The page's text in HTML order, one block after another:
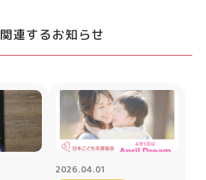
関連するお知らせ
2026.04.01